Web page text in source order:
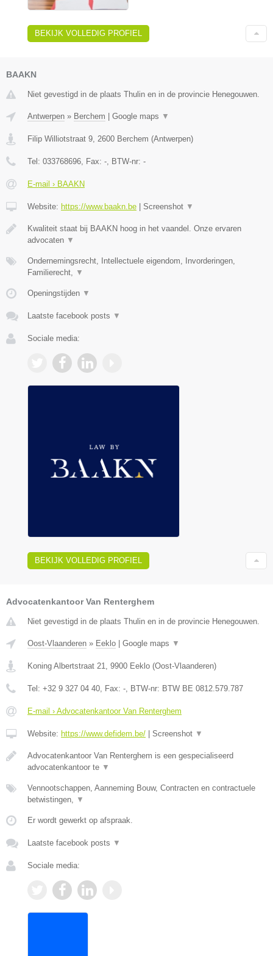
BEKIJK VOLLEDIG PROFIEL
BAAKN
Niet gevestigd in de plaats Thulin en in de provincie Henegouwen.
Antwerpen » Berchem Google maps ▼
Filip Williotstraat 9 2600 Berchem (Antwerpen)
Tel: 033768696 , Fax: - , BTW-nr: -
E-mail › BAAKN
Website: https://www.baakn.be Screenshot ▼
Kwaliteit staat bij BAAKN hoog in het vaandel. Onze ervaren
advocaten ▼
Ondernemingsrecht, Intellectuele eigendom, Invorderingen,
Familierecht,
▼
Openingstijden ▼
Laatste facebook posts ▼
Sociale media:
BEKIJK VOLLEDIG PROFIEL
Advocatenkantoor Van Renterghem
Niet gevestigd in de plaats Thulin en in de provincie Henegouwen.
Oost-Vlaanderen » Eeklo Google maps ▼
Koning Albertstraat 21 9900 Eeklo (Oost-Vlaanderen)
Tel: +32 9 327 04 40 , Fax: - , BTW-nr: BTW BE 0812.579.787
E-mail › Advocatenkantoor Van Renterghem
Website: https://www.defidem.be/ Screenshot ▼
Advocatenkantoor Van Renterghem is een gespecialiseerd
advocatenkantoor te ▼
Vennootschappen, Aanneming Bouw, Contracten en contractuele
betwistingen,
▼
Er wordt gewerkt op afspraak.
Laatste facebook posts ▼
Sociale media: